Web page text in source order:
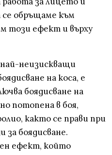
обръщаме към
този ефект и върху
неизискващи
на коса, е
боядисване на
потопена в боя,
както се прави при
боядисване.
ефект, който